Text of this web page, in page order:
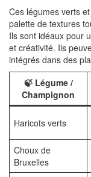
Ces légumes verts
palette de textures
Ils sont idéaux pour
et créativité. Ils
intégrés dans des
🍃 Légume /
Champignon
Haricots verts
Choux de
Bruxelles